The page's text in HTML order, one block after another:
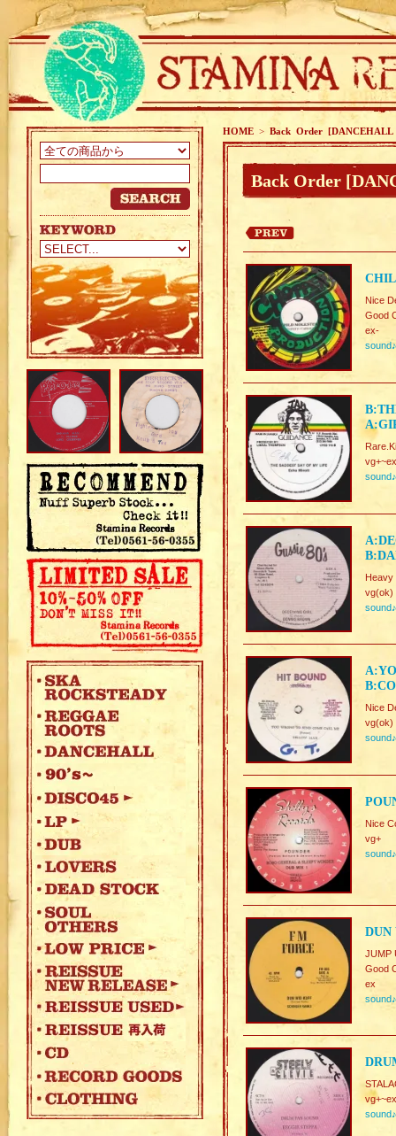
HOME > Back Order [DANCEHALL
Back Order
Nice
Good
ex-
sound♪
sound♪
Heavy
vg(ok)
sound♪
Nice
vg(ok)
sound♪
Nice
vg+
sound♪
DUN
JUMP
Good
ex
sound♪
sound♪